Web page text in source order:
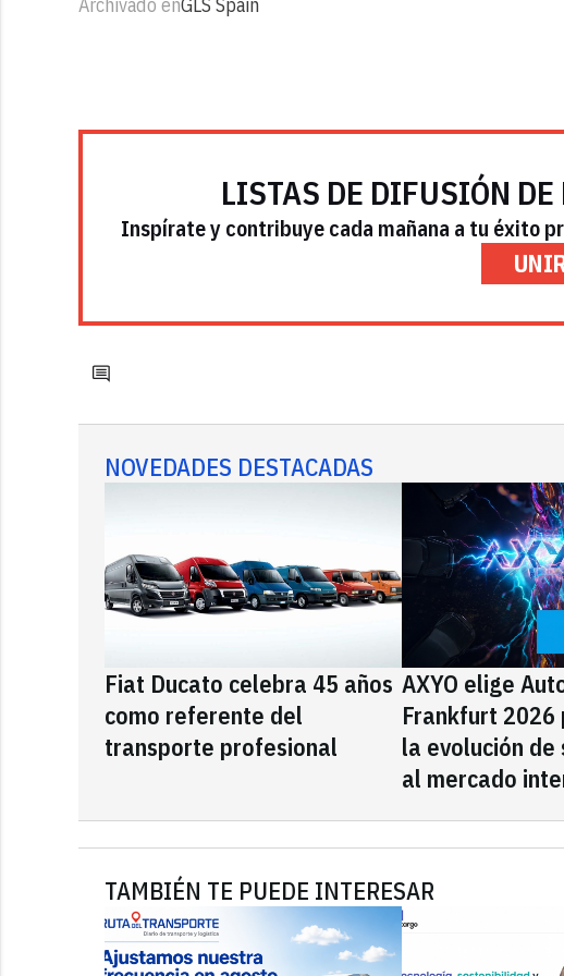
Archivado enGLS Spain
LISTAS DE DIFUSIÓN
Inspírate y contribuye cada mañana a tu éxito
NOVEDADES DESTACADAS
Fiat Ducato celebra 45 años
como referente del
transporte profesional
AXYO elige
Frankfurt
la evolución
al mercado
TAMBIÉN TE PUEDE INTERESAR